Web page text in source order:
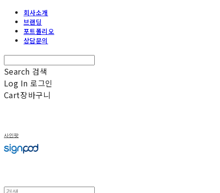
회사소개
브랜딩
포트폴리오
상담문의
Search 검색
Log In 로그인
Cart장바구니
사인팟